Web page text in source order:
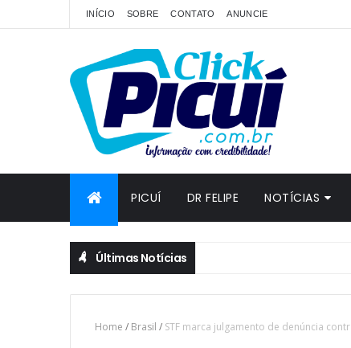
INÍCIO SOBRE CONTATO ANUNCIE
PICUÍ DR FELIPE NOTÍCIAS
Últimas Notícias
Home / Brasil / STF marca julgamento de denúncia